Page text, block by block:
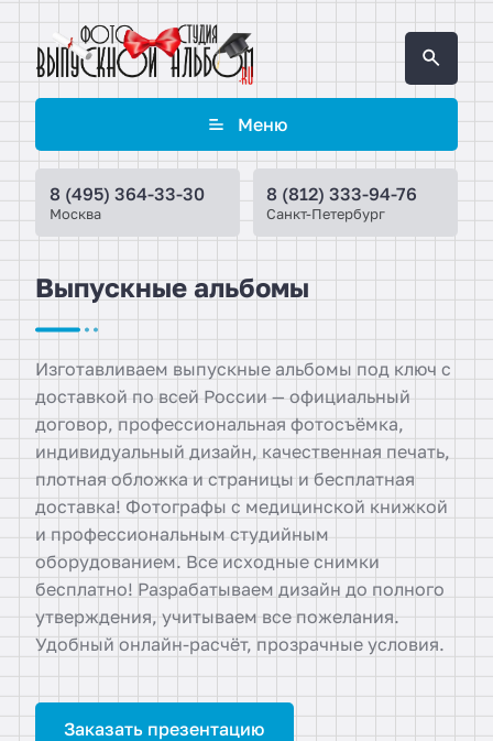
Меню
8 (495) 364-33-30
Москва
8 (812) 333-94-76
Санкт-Петербург
Выпускные альбомы
Изготавливаем выпускные альбомы под ключ с
доставкой по всей России — официальный
договор, профессиональная фотосъёмка,
индивидуальный дизайн, качественная печать,
плотная обложка и страницы и бесплатная
доставка! Фотографы с медицинской книжкой
и профессиональным студийным
оборудованием. Все исходные снимки
бесплатно! Разрабатываем дизайн до полного
утверждения, учитываем все пожелания.
Удобный онлайн-расчёт, прозрачные условия.
Заказать презентацию